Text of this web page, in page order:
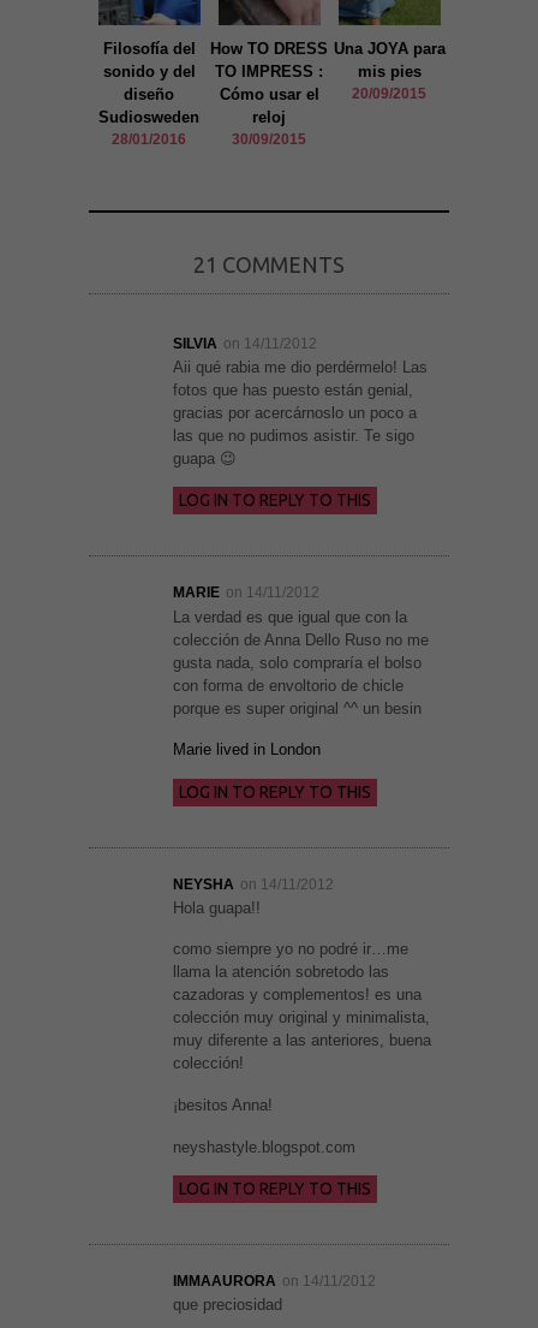
Filosofía del
sonido y del
diseño
Sudiosweden
28/01/2016
How TO DRESS
TO IMPRESS :
Cómo usar el
reloj
30/09/2015
Una JOYA para
mis pies
20/09/2015
21 COMMENTS
SILVIA on 14/11/2012
Aii qué rabia me dio perdérmelo! Las
fotos que has puesto están genial,
gracias por acercárnoslo un poco a
las que no pudimos asistir. Te sigo
guapa 😉
LOG IN TO REPLY TO THIS
MARIE on 14/11/2012
La verdad es que igual que con la
colección de Anna Dello Ruso no me
gusta nada, solo compraría el bolso
con forma de envoltorio de chicle
porque es super original ^^ un besin
Marie lived in London
LOG IN TO REPLY TO THIS
NEYSHA on 14/11/2012
Hola guapa!!
como siempre yo no podré ir…me
llama la atención sobretodo las
cazadoras y complementos! es una
colección muy original y minimalista,
muy diferente a las anteriores, buena
colección!
¡besitos Anna!
neyshastyle.blogspot.com
LOG IN TO REPLY TO THIS
IMMAAURORA on 14/11/2012
que preciosidad